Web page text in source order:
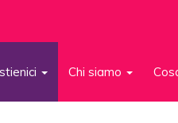
Chi siamo